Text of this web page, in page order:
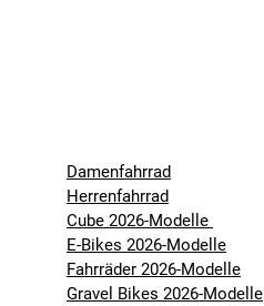
Damenfahrrad
Herrenfahrrad
Cube 2026-Modelle
E-Bikes 2026-Modelle
Fahrräder 2026-Modelle
Gravel Bikes 2026-Modelle